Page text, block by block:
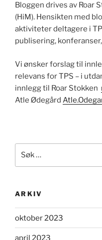
Bloggen drives av Roar
(HiM). Hensikten med
aktiviteter deltagere i
publisering,
Vi ønsker forslag til
relevans for TPS – i
innlegg til Roar Stokken
Atle Ødegård
etter:
ARKIV
oktober 2023
april 2023